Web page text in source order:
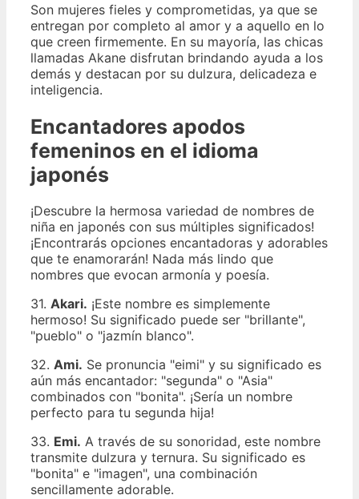
Son mujeres fieles y comprometidas, ya que se
entregan por completo al amor y a aquello en lo
que creen firmemente. En su mayoría, las chicas
llamadas Akane disfrutan brindando ayuda a los
demás y destacan por su dulzura, delicadeza e
inteligencia.
Encantadores apodos
femeninos en el idioma
japonés
¡Descubre la hermosa variedad de nombres de
niña en japonés con sus múltiples significados!
¡Encontrarás opciones encantadoras y adorables
que te enamorarán! Nada más lindo que
nombres que evocan armonía y poesía.
31. Akari. ¡Este nombre es simplemente
hermoso! Su significado puede ser "brillante",
"pueblo" o "jazmín blanco".
32. Ami. Se pronuncia "eimi" y su significado es
aún más encantador: "segunda" o "Asia"
combinados con "bonita". ¡Sería un nombre
perfecto para tu segunda hija!
33. Emi. A través de su sonoridad, este nombre
transmite dulzura y ternura. Su significado es
"bonita" e "imagen", una combinación
sencillamente adorable.